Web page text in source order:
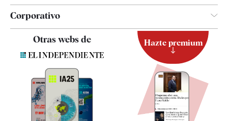
Corporativo
Quiénes somos
Especificaciones
Otras webs de Hazte premium